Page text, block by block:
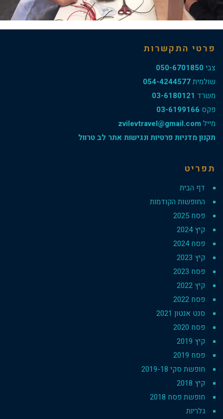
פרטי התקשרות
צבי 050-6701850
שולמית054-4244577
משרד 03-6180121
פקס 03-6199166
מייל zvilevtravel@gmail.com
תקנון מדניות פרטיות ונגישות אתר לב טרוול
תפריט
דף הבית
החופשות הקודמות
פסח 2025
קיץ 2024
פסח 2024
קיץ 2023
פסח 2023
קיץ 2022
פסח 2022
סנט אנטון 2021
פסח 2020
קיץ 2019
פסח 2019
חופשת סקי 2019-18
קיץ 2018
חופשת פסח 2018
גלריות